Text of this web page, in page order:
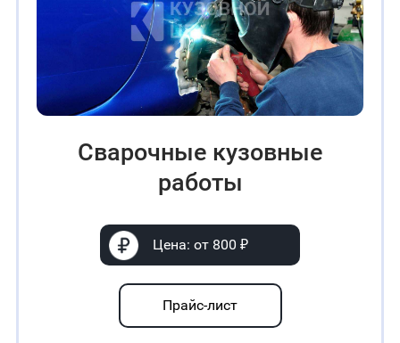
Сварочные кузовные
работы
Цена: от 800 ₽
Прайс-лист